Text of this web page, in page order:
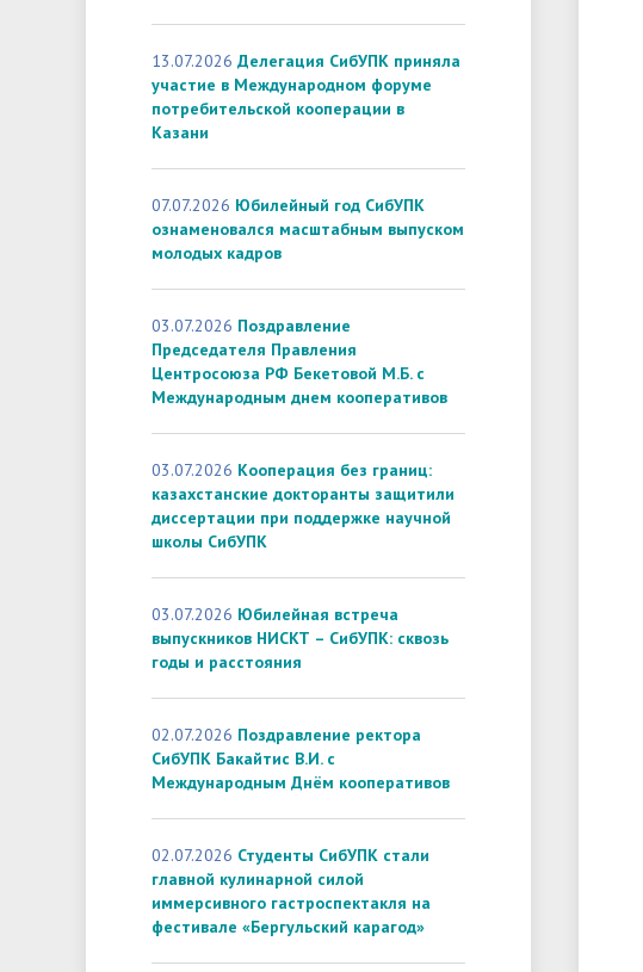
13.07.2026 Делегация СибУПК приняла
участие в Международном форуме
потребительской кооперации в
Казани
07.07.2026 Юбилейный год СибУПК
ознаменовался масштабным выпуском
молодых кадров
03.07.2026 Поздравление
Председателя Правления
Центросоюза РФ Бекетовой М.Б. с
Международным днем кооперативов
03.07.2026 Кооперация без границ:
казахстанские докторанты защитили
диссертации при поддержке научной
школы СибУПК
03.07.2026 Юбилейная встреча
выпускников НИСКТ – СибУПК: сквозь
годы и расстояния
02.07.2026 Поздравление ректора
СибУПК Бакайтис В.И. с
Международным Днём кооперативов
02.07.2026 Студенты СибУПК стали
главной кулинарной силой
иммерсивного гастроспектакля на
фестивале «Бергульский карагод»